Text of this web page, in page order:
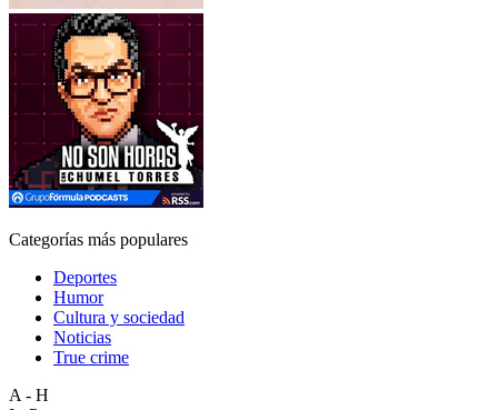
Categorías más populares
Deportes
Humor
Cultura y sociedad
Noticias
True crime
A - H